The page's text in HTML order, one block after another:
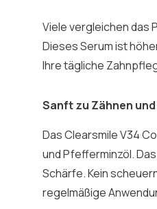
Viele vergleichen das
Dieses Serum ist
Ihre tägliche
Sanft zu Zähnen
Das Clearsmile V34
und Pfefferminzöl.
Schärfe. Kein
regelmäßige